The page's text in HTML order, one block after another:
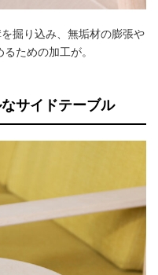
掘り込み、無垢材の膨張や
ための加工が。
サイドテーブル